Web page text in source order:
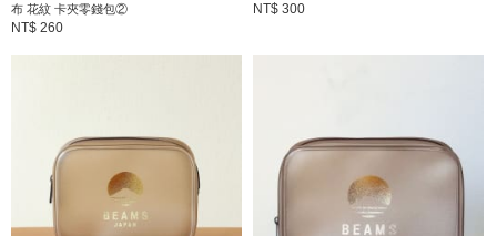
布 花紋 卡夾零錢包②
NT$ 260
NT$ 300